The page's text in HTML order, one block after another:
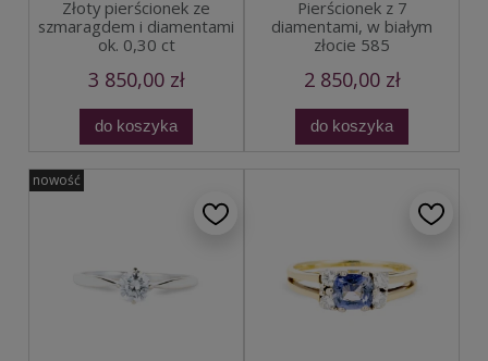
Złoty pierścionek ze
szmaragdem i diamentami
ok. 0,30 ct
3 850,00 zł
do koszyka
Pierścionek z 7
diamentami, w białym
złocie 585
2 850,00 zł
do koszyka
nowość